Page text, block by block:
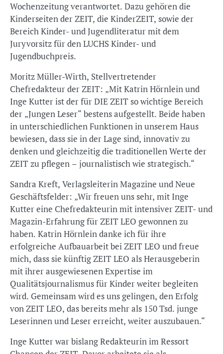
Wochenzeitung verantwortet. Dazu gehören die
Kinderseiten der ZEIT, die KinderZEIT, sowie der
Bereich Kinder- und Jugendliteratur mit dem
Juryvorsitz für den LUCHS Kinder- und
Jugendbuchpreis.
Moritz Müller-Wirth, Stellvertretender
Chefredakteur der ZEIT: „Mit Katrin Hörnlein und
Inge Kutter ist der für DIE ZEIT so wichtige Bereich
der „Jungen Leser“ bestens aufgestellt. Beide haben
in unterschiedlichen Funktionen in unserem Haus
bewiesen, dass sie in der Lage sind, innovativ zu
denken und gleichzeitig die traditionellen Werte der
ZEIT zu pflegen – journalistisch wie strategisch.“
Sandra Kreft, Verlagsleiterin Magazine und Neue
Geschäftsfelder: „Wir freuen uns sehr, mit Inge
Kutter eine Chefredakteurin mit intensiver ZEIT- und
Magazin-Erfahrung für ZEIT LEO gewonnen zu
haben. Katrin Hörnlein danke ich für ihre
erfolgreiche Aufbauarbeit bei ZEIT LEO und freue
mich, dass sie künftig ZEIT LEO als Herausgeberin
mit ihrer ausgewiesenen Expertise im
Qualitätsjournalismus für Kinder weiter begleiten
wird. Gemeinsam wird es uns gelingen, den Erfolg
von ZEIT LEO, das bereits mehr als 150 Tsd. junge
Leserinnen und Leser erreicht, weiter auszubauen.“
Inge Kutter war bislang Redakteurin im Ressort